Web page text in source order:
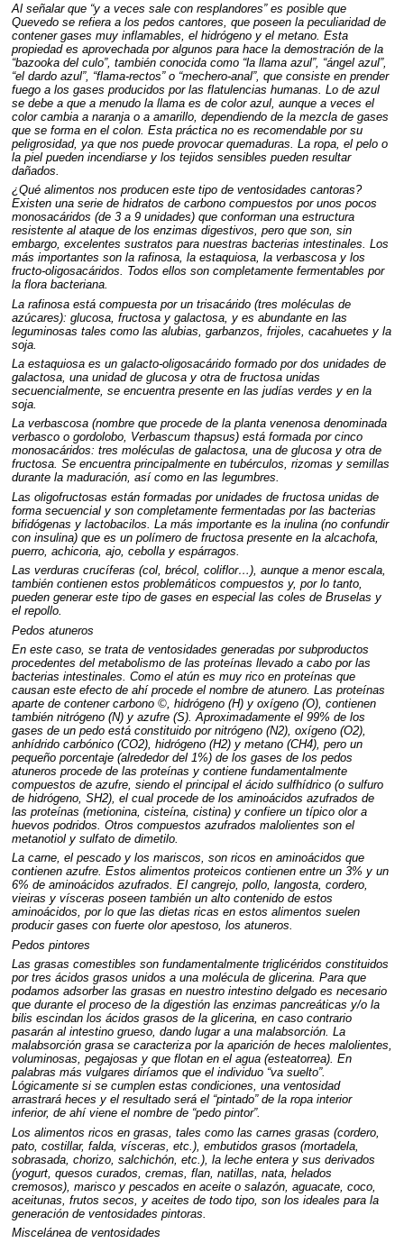
Al señalar que “y a veces sale con resplandores” es posible que
Quevedo se refiera a los pedos cantores, que poseen la peculiaridad de
contener gases muy inflamables, el hidrógeno y el metano. Esta
propiedad es aprovechada por algunos para hace la demostración de la
“bazooka del culo”, también conocida como “la llama azul”, “ángel azul”,
“el dardo azul”, “flama-rectos” o “mechero-anal”, que consiste en prender
fuego a los gases producidos por las flatulencias humanas. Lo de azul
se debe a que a menudo la llama es de color azul, aunque a veces el
color cambia a naranja o a amarillo, dependiendo de la mezcla de gases
que se forma en el colon. Esta práctica no es recomendable por su
peligrosidad, ya que nos puede provocar quemaduras. La ropa, el pelo o
la piel pueden incendiarse y los tejidos sensibles pueden resultar
dañados.
¿Qué alimentos nos producen este tipo de ventosidades cantoras?
Existen una serie de hidratos de carbono compuestos por unos pocos
monosacáridos (de 3 a 9 unidades) que conforman una estructura
resistente al ataque de los enzimas digestivos, pero que son, sin
embargo, excelentes sustratos para nuestras bacterias intestinales. Los
más importantes son la rafinosa, la estaquiosa, la verbascosa y los
fructo-oligosacáridos. Todos ellos son completamente fermentables por
la flora bacteriana.
La rafinosa está compuesta por un trisacárido (tres moléculas de
azúcares): glucosa, fructosa y galactosa, y es abundante en las
leguminosas tales como las alubias, garbanzos, frijoles, cacahuetes y la
soja.
La estaquiosa es un galacto-oligosacárido formado por dos unidades de
galactosa, una unidad de glucosa y otra de fructosa unidas
secuencialmente, se encuentra presente en las judías verdes y en la
soja.
La verbascosa (nombre que procede de la planta venenosa denominada
verbasco o gordolobo, Verbascum thapsus) está formada por cinco
monosacáridos: tres moléculas de galactosa, una de glucosa y otra de
fructosa. Se encuentra principalmente en tubérculos, rizomas y semillas
durante la maduración, así como en las legumbres.
Las oligofructosas están formadas por unidades de fructosa unidas de
forma secuencial y son completamente fermentadas por las bacterias
bifidógenas y lactobacilos. La más importante es la inulina (no confundir
con insulina) que es un polímero de fructosa presente en la alcachofa,
puerro, achicoria, ajo, cebolla y espárragos.
Las verduras crucíferas (col, brécol, coliflor…), aunque a menor escala,
también contienen estos problemáticos compuestos y, por lo tanto,
pueden generar este tipo de gases en especial las coles de Bruselas y
el repollo.
Pedos atuneros
En este caso, se trata de ventosidades generadas por subproductos
procedentes del metabolismo de las proteínas llevado a cabo por las
bacterias intestinales. Como el atún es muy rico en proteínas que
causan este efecto de ahí procede el nombre de atunero. Las proteínas
aparte de contener carbono ©, hidrógeno (H) y oxígeno (O), contienen
también nitrógeno (N) y azufre (S). Aproximadamente el 99% de los
gases de un pedo está constituido por nitrógeno (N2), oxígeno (O2),
anhídrido carbónico (CO2), hidrógeno (H2) y metano (CH4), pero un
pequeño porcentaje (alrededor del 1%) de los gases de los pedos
atuneros procede de las proteínas y contiene fundamentalmente
compuestos de azufre, siendo el principal el ácido sulfhídrico (o sulfuro
de hidrógeno, SH2), el cual procede de los aminoácidos azufrados de
las proteínas (metionina, cisteína, cistina) y confiere un típico olor a
huevos podridos. Otros compuestos azufrados malolientes son el
metanotiol y sulfato de dimetilo.
La carne, el pescado y los mariscos, son ricos en aminoácidos que
contienen azufre. Estos alimentos proteicos contienen entre un 3% y un
6% de aminoácidos azufrados. El cangrejo, pollo, langosta, cordero,
vieiras y vísceras poseen también un alto contenido de estos
aminoácidos, por lo que las dietas ricas en estos alimentos suelen
producir gases con fuerte olor apestoso, los atuneros.
Pedos pintores
Las grasas comestibles son fundamentalmente triglicéridos constituidos
por tres ácidos grasos unidos a una molécula de glicerina. Para que
podamos adsorber las grasas en nuestro intestino delgado es necesario
que durante el proceso de la digestión las enzimas pancreáticas y/o la
bilis escindan los ácidos grasos de la glicerina, en caso contrario
pasarán al intestino grueso, dando lugar a una malabsorción. La
malabsorción grasa se caracteriza por la aparición de heces malolientes,
voluminosas, pegajosas y que flotan en el agua (esteatorrea). En
palabras más vulgares diríamos que el individuo “va suelto”.
Lógicamente si se cumplen estas condiciones, una ventosidad
arrastrará heces y el resultado será el “pintado” de la ropa interior
inferior, de ahí viene el nombre de “pedo pintor”.
Los alimentos ricos en grasas, tales como las carnes grasas (cordero,
pato, costillar, falda, vísceras, etc.), embutidos grasos (mortadela,
sobrasada, chorizo, salchichón, etc.), la leche entera y sus derivados
(yogurt, quesos curados, cremas, flan, natillas, nata, helados
cremosos), marisco y pescados en aceite o salazón, aguacate, coco,
aceitunas, frutos secos, y aceites de todo tipo, son los ideales para la
generación de ventosidades pintoras.
Miscelánea de ventosidades